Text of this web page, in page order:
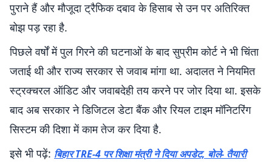
पुराने हैं और मौजूदा ट्रैफिक दबाव के हिसाब से उन पर अतिरिक्त
बोझ पड़ रहा है.
पिछले वर्षों में पुल गिरने की घटनाओं के बाद सुप्रीम कोर्ट ने भी चिंता
जताई थी और राज्य सरकार से जवाब मांगा था. अदालत ने नियमित
स्ट्रक्चरल ऑडिट और जवाबदेही तय करने पर जोर दिया था. इसके
बाद अब सरकार ने डिजिटल डेटा बैंक और रियल टाइम मॉनिटरिंग
सिस्टम की दिशा में काम तेज कर दिया है.
इसे भी पढ़ें: बिहार TRE-4 पर शिक्षा मंत्री ने दिया अपडेट, बोले- तैयारी